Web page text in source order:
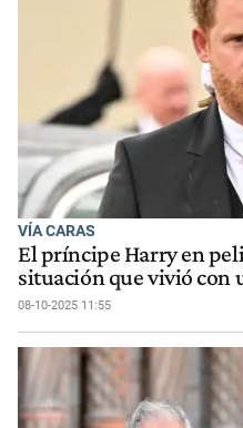
VÍA CARAS
El príncipe Harry en
situación que vivió con
08-10-2025 11:55